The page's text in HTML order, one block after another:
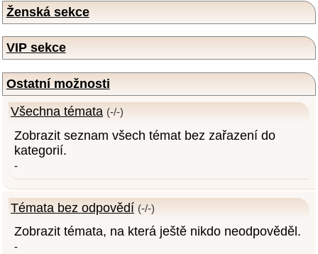
Ženská sekce
VIP sekce
Ostatní možnosti
Všechna témata (-/-)
Zobrazit seznam všech témat bez zařazení do
kategorií.
-
Témata bez odpovědí (-/-)
Zobrazit témata, na která ještě nikdo neodpověděl.
-